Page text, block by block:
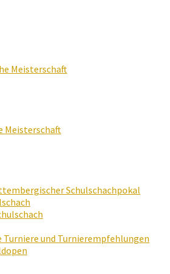
Meisterschaft
Meisterschaft
Schulschachpokal
Turniere und Turnierempfehlungen